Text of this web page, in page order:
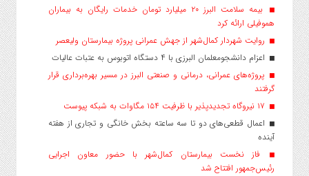
بیمه سلامت البرز ۲۰ میلیارد تومان خدمات رایگان به بیماران
هموفیلی ارائه کرد
روایت شهردار کمال‌شهر از جهش عمرانی پروژه بیمارستان ولیعصر
اعزام دانشجو‌معلمان البرزی با ۴ دستگاه اتوبوس به عتبات عالیات
پروژه‌های عمرانی، درمانی و صنعتی البرز در مسیر بهره‌برداری قرار
گرفتند
اعمال قطعی‌های دو تا سه ساعته بخش خانگی و تجاری از هفته
آینده
فاز نخست بیمارستان کمال‌شهر با حضور معاون اجرایی
رئیس‌جمهور افتتاح شد